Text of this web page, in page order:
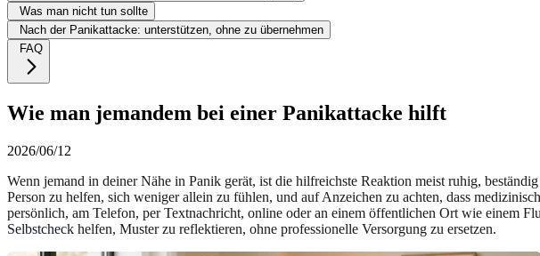
Was man nicht tun sollte
Nach der Panikattacke: unterstützen, ohne zu übernehmen
FAQ
Wie man jemandem bei einer Panikattacke hilft
2026/06/12
Wenn jemand in deiner Nähe in Panik gerät, ist die hilfreichste Reaktion meist ruhig,
Person zu helfen, sich weniger allein zu fühlen, und auf Anzeichen zu achten, dass
persönlich, am Telefon, per Textnachricht, online oder an einem öffentlichen Ort wie einem
Selbstcheck helfen, Muster zu reflektieren, ohne professionelle Versorgung zu ersetzen.